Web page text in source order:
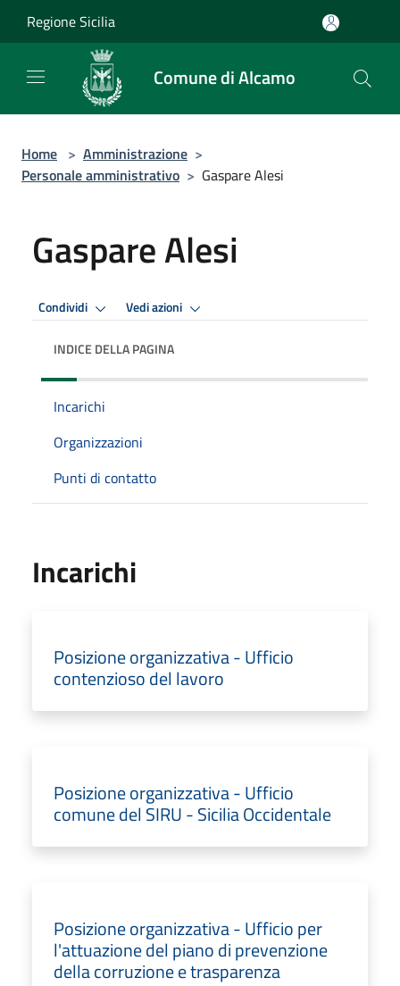
Regione Sicilia
Comune di Alcamo
Home > Amministrazione >
Personale amministrativo > Gaspare Alesi
Gaspare Alesi
Condividi Vedi azioni
INDICE DELLA PAGINA
Incarichi
Organizzazioni
Punti di contatto
Incarichi
Posizione organizzativa - Ufficio
contenzioso del lavoro
Posizione organizzativa - Ufficio
comune del SIRU - Sicilia Occidentale
Posizione organizzativa - Ufficio per
l'attuazione del piano di prevenzione
della corruzione e trasparenza